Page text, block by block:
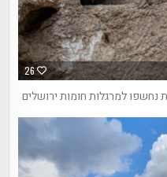
26
למרגלות חומות ירושלים